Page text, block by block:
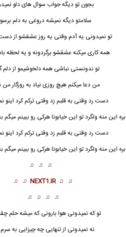
بجون تو دیگه جواب سوال های دلو
سلامتو دیگه نمیشه دروغی به دلم
تو نمیدونی یه آدم وقتی یه روز عشقشو از
همه کاری میکنه عشقشو برگردونه و یه لحظه
تو ندونستی نباشی همه دلخوشیمو از دلم
من دعا میکنم هیچ روزی نیاد به روزگار من
دسترد وقتی به قلبم زد وقتی ترکم کرد
بره این منه ولگرد تو این خیابونا هرکی رو ببینم میگم
دست رد وقتی به قلبم زد وقتی ترکم کرد اینو
بره این منه ولگرد تو این خیابونا هرکی رو ببینم میگم
♫ ♫ ♫
♫ ♫
NEXT1.IR
♫ ♫
♫ ♫ ♫ ♫
تو که نمیدونی هوا بارونی که میشه حلم
نه نمیدونی از تنهایی چه چیزایی به